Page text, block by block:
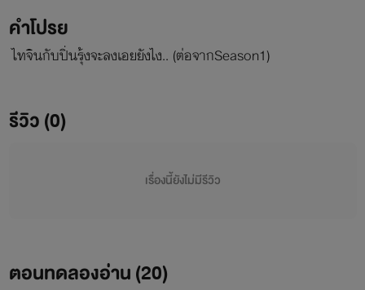
คำโปรย
ไทจินกับปิ่นรุ้งจะลงเอยยังไง.. (ต่อจากSeason1)
รีวิว (0)
เรื่องนี้ยังไม่มีรีวิว
ตอนทดลองอ่าน (20)